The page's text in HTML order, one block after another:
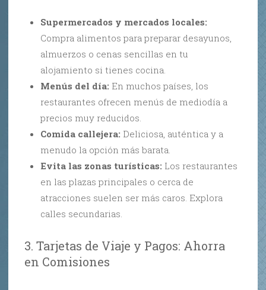
Supermercados y mercados locales:
Compra alimentos para preparar desayunos,
almuerzos o cenas sencillas en tu
alojamiento si tienes cocina.
Menús del día: En muchos países, los
restaurantes ofrecen menús de mediodía a
precios muy reducidos.
Comida callejera: Deliciosa, auténtica y a
menudo la opción más barata.
Evita las zonas turísticas: Los restaurantes
en las plazas principales o cerca de
atracciones suelen ser más caros. Explora
calles secundarias.
3. Tarjetas de Viaje y Pagos: Ahorra
en Comisiones